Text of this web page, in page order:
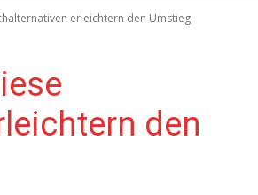
erleichtern den Umstieg
den